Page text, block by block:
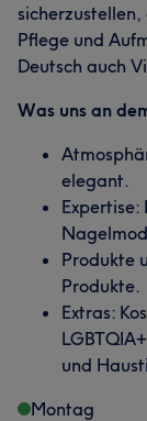
Pflege und
Deutsch auch
Was uns an
elegant.
Expertise:
Produkte
Produkte.
Extras:
und
Montag